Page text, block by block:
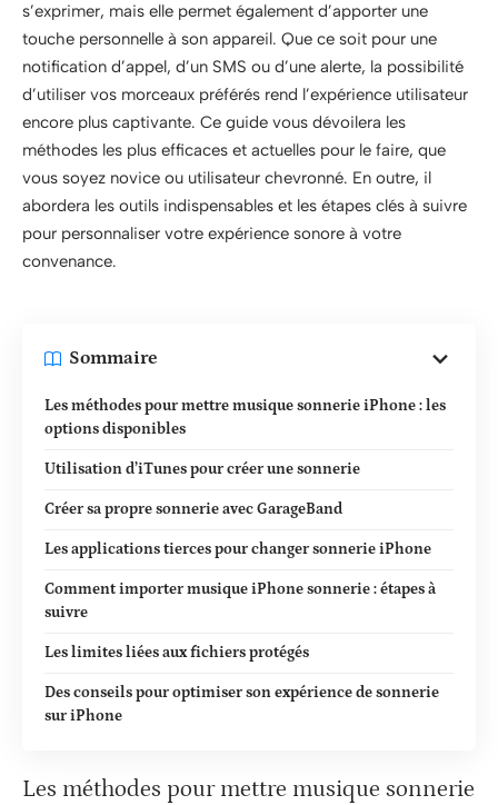
s’exprimer, mais elle permet également d’apporter une
touche personnelle à son appareil. Que ce soit pour une
notification d’appel, d’un SMS ou d’une alerte, la possibilité
d’utiliser vos morceaux préférés rend l’expérience utilisateur
encore plus captivante. Ce guide vous dévoilera les
méthodes les plus efficaces et actuelles pour le faire, que
vous soyez novice ou utilisateur chevronné. En outre, il
abordera les outils indispensables et les étapes clés à suivre
pour personnaliser votre expérience sonore à votre
convenance.
Sommaire
Les méthodes pour mettre musique sonnerie iPhone : les
options disponibles
Utilisation d’iTunes pour créer une sonnerie
Créer sa propre sonnerie avec GarageBand
Les applications tierces pour changer sonnerie iPhone
Comment importer musique iPhone sonnerie : étapes à
suivre
Les limites liées aux fichiers protégés
Des conseils pour optimiser son expérience de sonnerie
sur iPhone
Les méthodes pour mettre musique sonnerie